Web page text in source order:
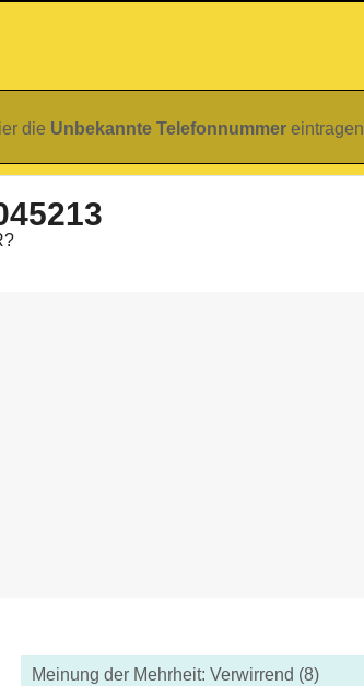
die Unbekannte Telefonnummer eintragen
Meinung der Mehrheit: Verwirrend (8)